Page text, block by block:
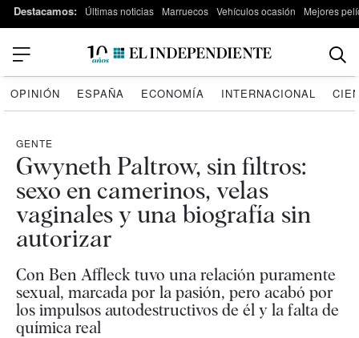
Destacamos: Últimas noticias Marruecos Vehículos ocasión Mejores
OPINIÓN ESPAÑA ECONOMÍA INTERNACIONAL
GENTE
Gwyneth Paltrow, sin filtros:
sexo en camerinos, velas
vaginales y una biografía sin
autorizar
Con Ben Affleck tuvo una relación puramente
sexual, marcada por la pasión, pero acabó por
los impulsos autodestructivos de él y la falta de
química real